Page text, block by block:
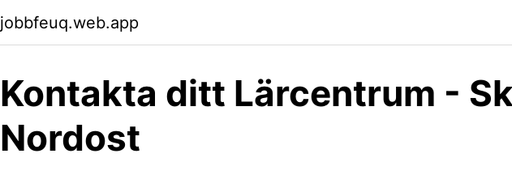
jobbfeuq.web.app
Kontakta ditt Lärcentrum -
Nordost